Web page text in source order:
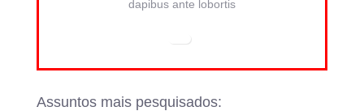
dapibus ante lobortis
Assuntos mais pesquisados: